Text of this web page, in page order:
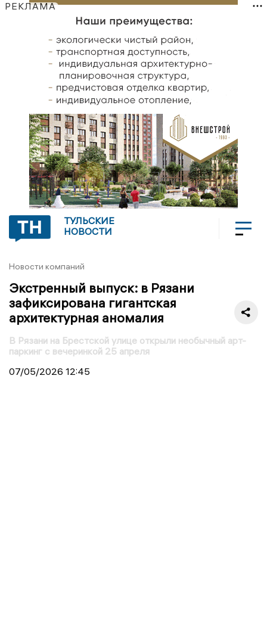
РЕКЛАМА
ТУЛЬСКИЕ
НОВОСТИ
Новости компаний
Экстренный выпуск: в Рязани
зафиксирована гигантская
архитектурная аномалия
В Рязани на Брестской улице открыли необычный арт-
паркинг с вечеринкой 25 апреля
07/05/2026 12:45